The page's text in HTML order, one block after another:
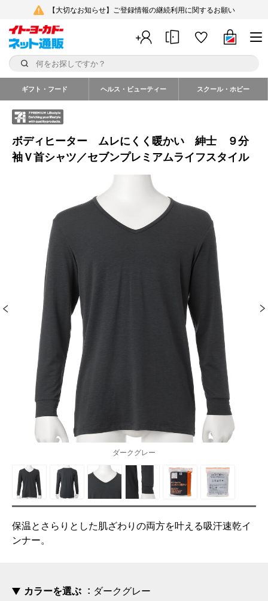
【大切なお知らせ】ご登録情報の継続利用に関するお願い
ギフト・フード ヘルス・ビューティー スクール・ホビー
ボディヒーター ムレにくく暖かい 紳士 ９分
袖Ｖ首シャツ／セブンプレミアムライフスタイル
ダークグレー
保温とさらりとした肌ざわりの両方を叶える吸汗速乾イ
ンナー。
カラーを選ぶ ダークグレー